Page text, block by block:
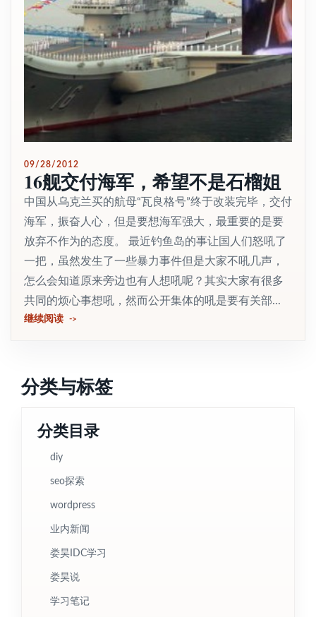
09/28/2012
16舰交付海军，希望不是石榴姐
中国从乌克兰买的航母“瓦良格号”终于改装完毕，交付
海军，振奋人心，但是要想海军强大，最重要的是要
放弃不作为的态度。 最近钓鱼岛的事让国人们怒吼了
一把，虽然发生了一些暴力事件但是大家不吼几声，
怎么会知道原来旁边也有人想吼呢？其实大家有很多
共同的烦心事想吼，然而公开集体的吼是要有关部...
继续阅读
分类与标签
分类目录
diy
seo探索
wordpress
业内新闻
娄昊IDC学习
娄昊说
学习笔记